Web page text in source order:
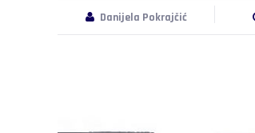
Danijela Pokrajčić